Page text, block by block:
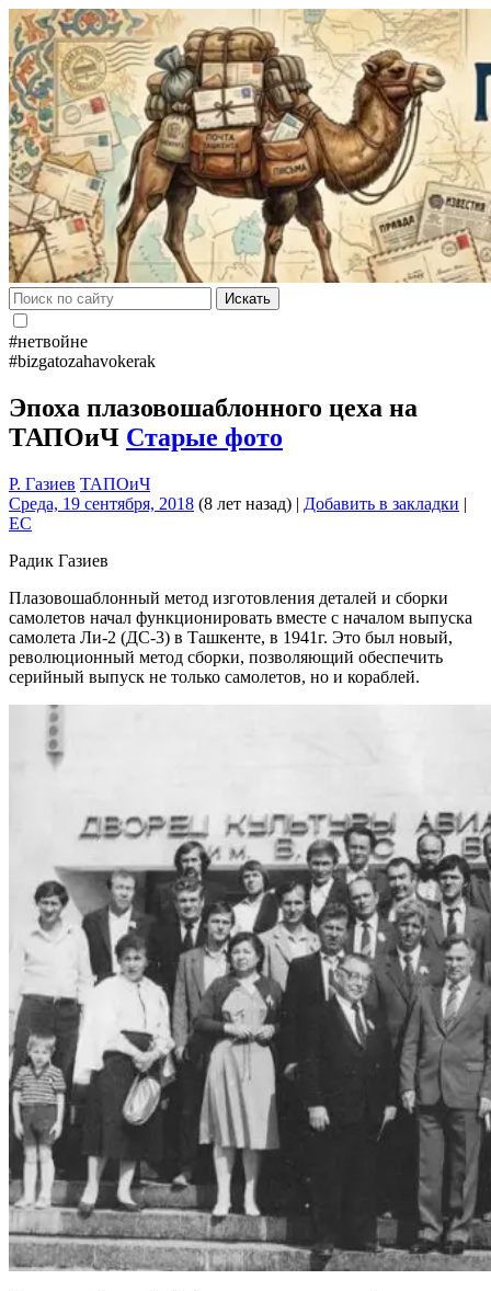
Искать
#нетвойне
#bizgatozahavokerak
Эпоха плазовошаблонного цеха на
ТАПОиЧ Старые фото
Р. Газиев ТАПОиЧ
Среда, 19 сентября, 2018 (8 лет назад) | Добавить в закладки |
EC
Радик Газиев
Плазовошаблонный метод изготовления деталей и сборки
самолетов начал функционировать вместе с началом выпуска
самолета Ли-2 (ДС-3) в Ташкенте, в 1941г. Это был новый,
революционный метод сборки, позволяющий обеспечить
серийный выпуск не только самолетов, но и кораблей.